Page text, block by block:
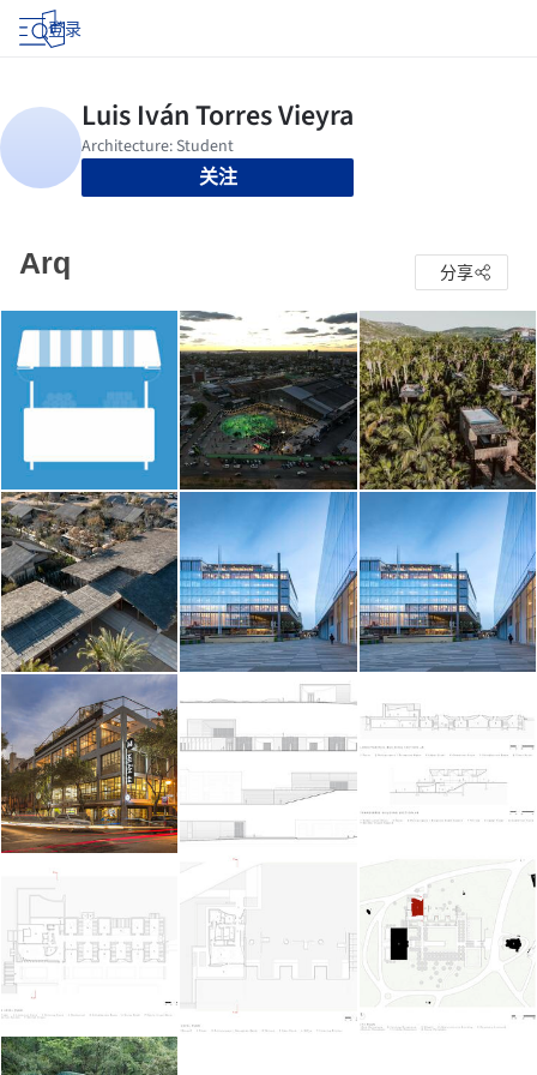
登录
关注
Arq 分享